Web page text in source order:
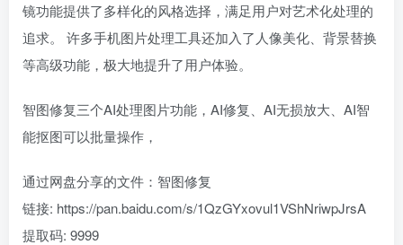
镜功能提供了多样化的风格选择，满足用户对艺术化处理的
追求。 许多手机图片处理工具还加入了人像美化、背景替换
等高级功能，极大地提升了用户体验。
智图修复三个AI处理图片功能，AI修复、AI无损放大、AI智
能抠图可以批量操作，
通过网盘分享的文件：智图修复
链接: https://pan.baidu.com/s/1QzGYxovul1VShNriwpJrsA
提取码: 9999